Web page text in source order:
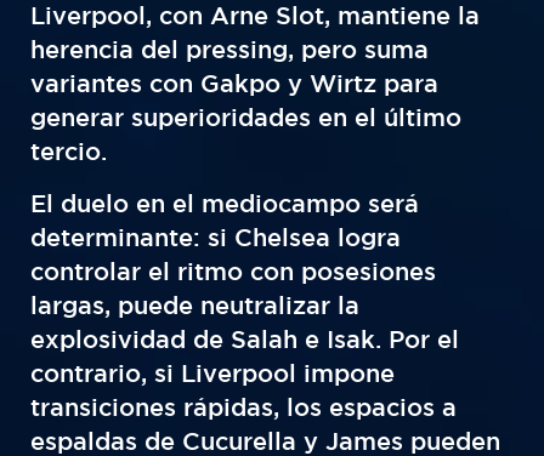
Liverpool, con Arne Slot, mantiene la
herencia del pressing, pero suma
variantes con Gakpo y Wirtz para
generar superioridades en el último
tercio.
El duelo en el mediocampo será
determinante: si Chelsea logra
controlar el ritmo con posesiones
largas, puede neutralizar la
explosividad de Salah e Isak. Por el
contrario, si Liverpool impone
transiciones rápidas, los espacios a
espaldas de Cucurella y James pueden